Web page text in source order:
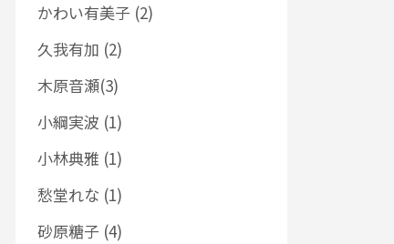
かわい有美子 (2)
久我有加 (2)
木原音瀬(3)
小綱実波 (1)
小林典雅 (1)
愁堂れな (1)
砂原糖子 (4)